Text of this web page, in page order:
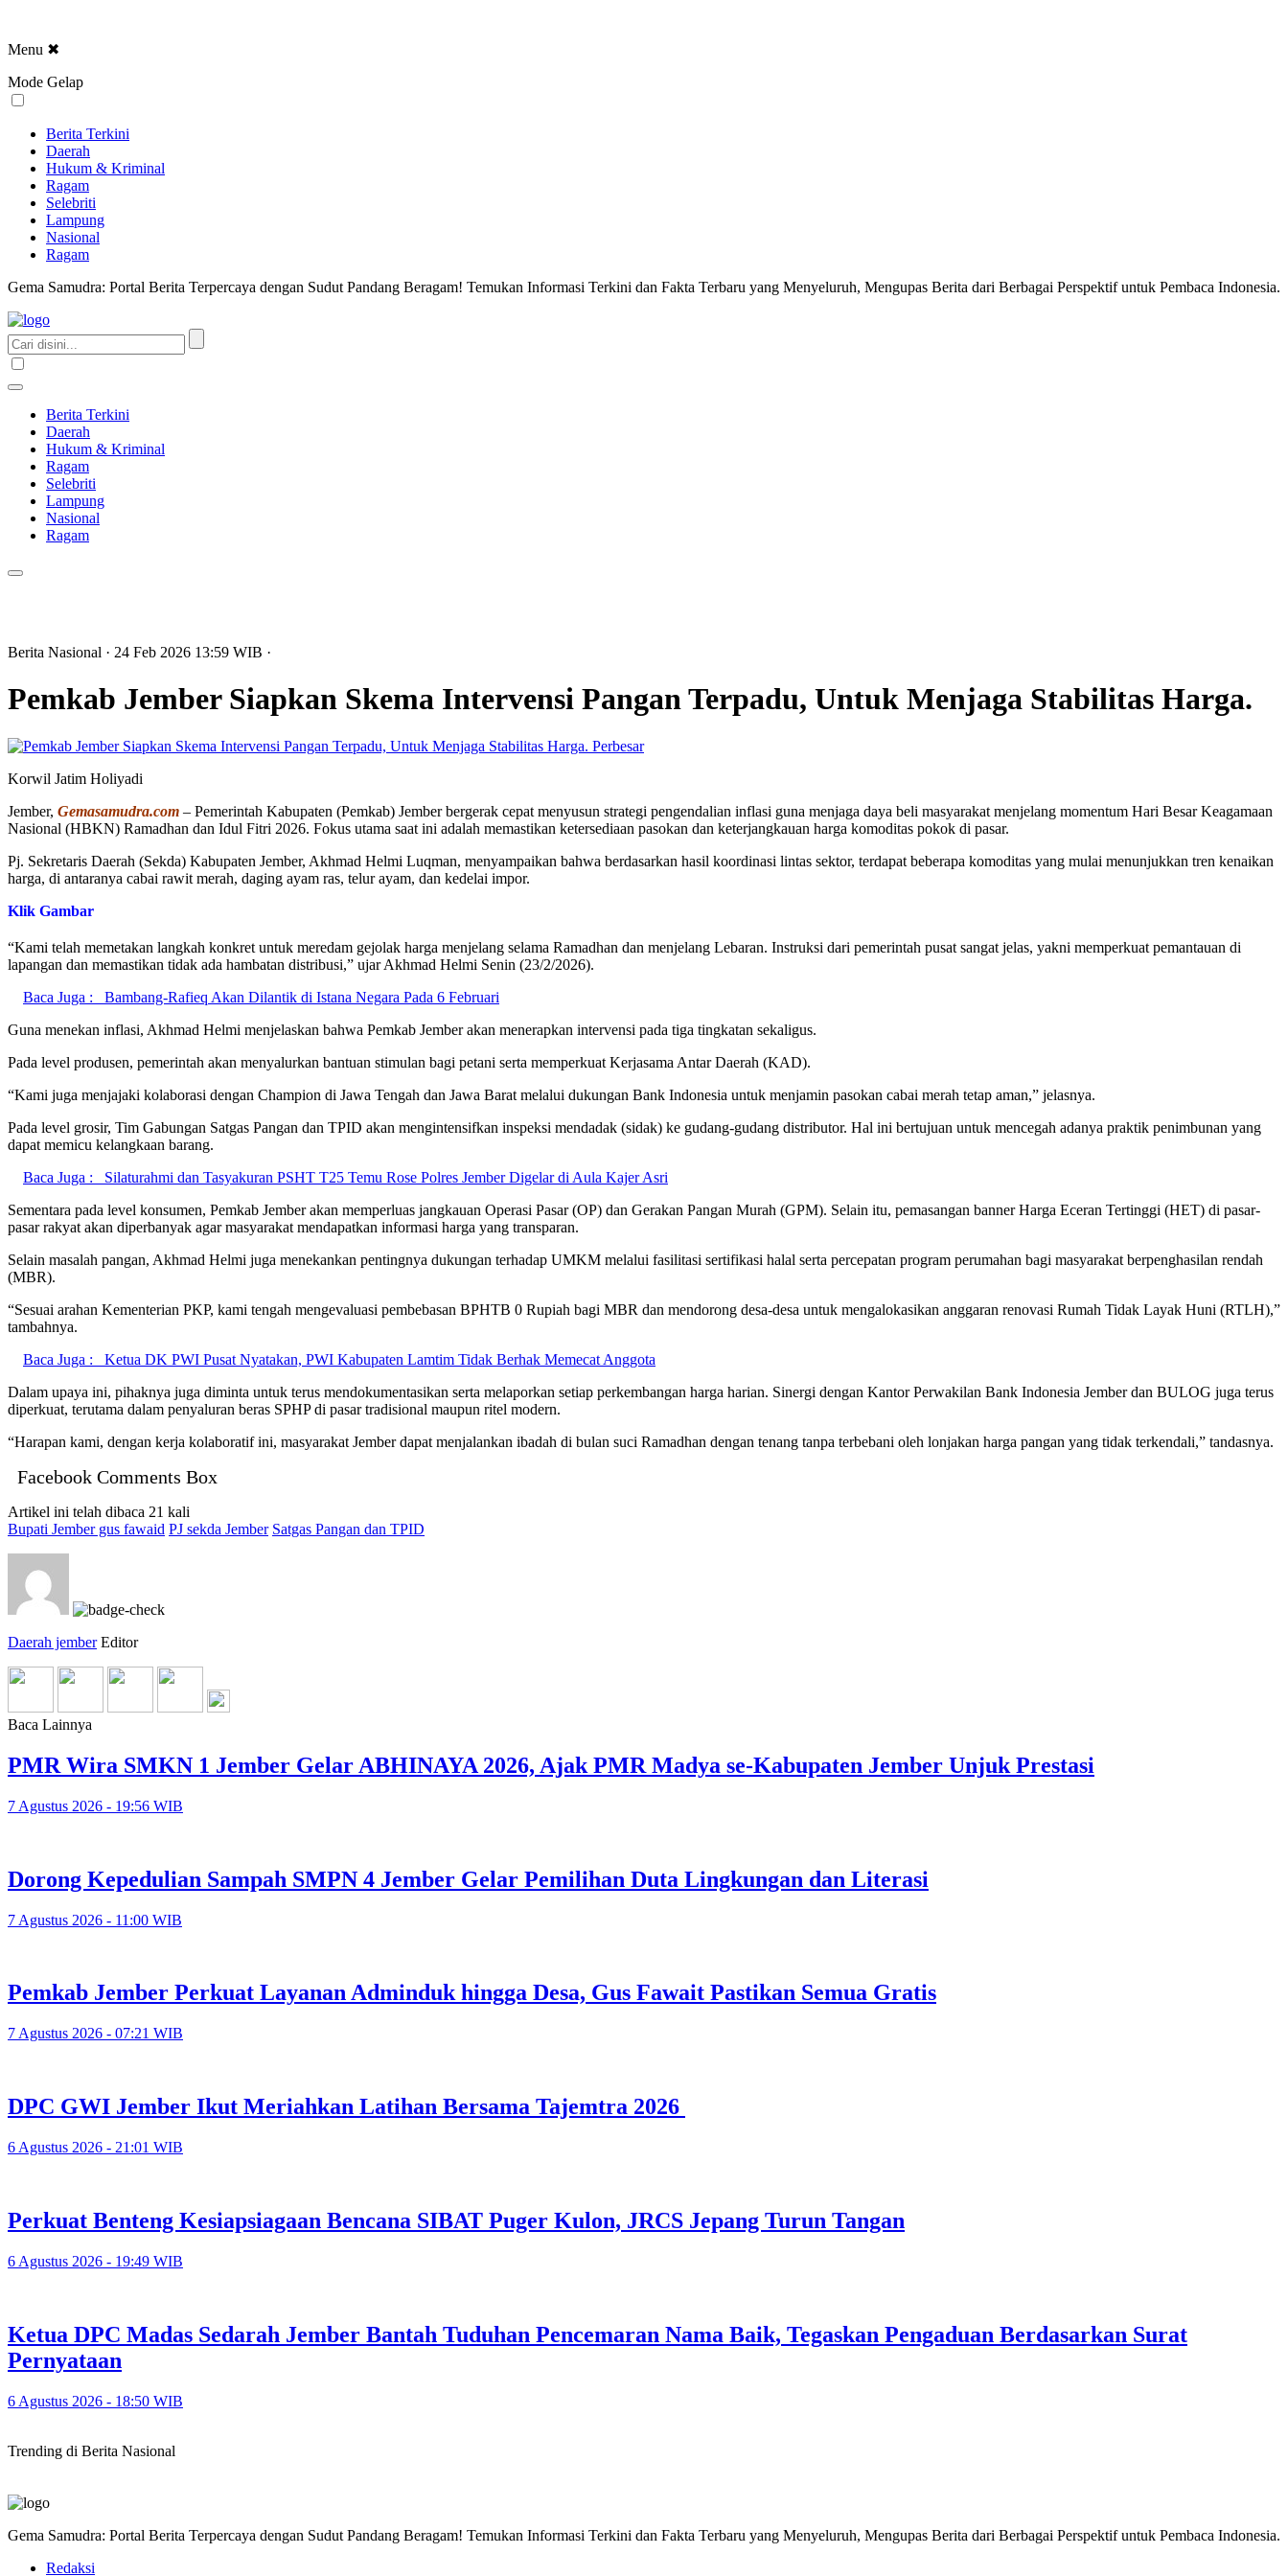
Menu ✖
Mode Gelap
Berita Terkini
Daerah
Hukum & Kriminal
Ragam
Selebriti
Lampung
Nasional
Ragam
Gema Samudra: Portal Berita Terpercaya dengan Sudut Pandang Beragam! Temukan Informasi Terkini dan Fakta Terbaru yang Menyeluruh, Mengupas Berita dari Berbagai Perspektif untuk Pembaca Indonesia.
Berita Terkini
Daerah
Hukum & Kriminal
Ragam
Selebriti
Lampung
Nasional
Ragam
Berita Nasional · 24 Feb 2026 13:59 WIB ·
Pemkab Jember Siapkan Skema Intervensi Pangan Terpadu, Untuk Menjaga Stabilitas Harga.
Perbesar
Korwil Jatim Holiyadi
Jember, Gemasamudra.com – Pemerintah Kabupaten (Pemkab) Jember bergerak cepat menyusun strategi pengendalian inflasi guna menjaga daya beli masyarakat menjelang momentum Hari Besar Keagamaan
Nasional (HBKN) Ramadhan dan Idul Fitri 2026. Fokus utama saat ini adalah memastikan ketersediaan pasokan dan keterjangkauan harga komoditas pokok di pasar.
Pj. Sekretaris Daerah (Sekda) Kabupaten Jember, Akhmad Helmi Luqman, menyampaikan bahwa berdasarkan hasil koordinasi lintas sektor, terdapat beberapa komoditas yang mulai menunjukkan tren kenaikan
harga, di antaranya cabai rawit merah, daging ayam ras, telur ayam, dan kedelai impor.
Klik Gambar
“Kami telah memetakan langkah konkret untuk meredam gejolak harga menjelang selama Ramadhan dan menjelang Lebaran. Instruksi dari pemerintah pusat sangat jelas, yakni memperkuat pemantauan di
lapangan dan memastikan tidak ada hambatan distribusi,” ujar Akhmad Helmi Senin (23/2/2026).
Baca Juga :
Bambang-Rafieq Akan Dilantik di Istana Negara Pada 6 Februari
Guna menekan inflasi, Akhmad Helmi menjelaskan bahwa Pemkab Jember akan menerapkan intervensi pada tiga tingkatan sekaligus.
Pada level produsen, pemerintah akan menyalurkan bantuan stimulan bagi petani serta memperkuat Kerjasama Antar Daerah (KAD).
“Kami juga menjajaki kolaborasi dengan Champion di Jawa Tengah dan Jawa Barat melalui dukungan Bank Indonesia untuk menjamin pasokan cabai merah tetap aman,” jelasnya.
Pada level grosir, Tim Gabungan Satgas Pangan dan TPID akan mengintensifkan inspeksi mendadak (sidak) ke gudang-gudang distributor. Hal ini bertujuan untuk mencegah adanya praktik penimbunan yang
dapat memicu kelangkaan barang.
Baca Juga :
Silaturahmi dan Tasyakuran PSHT T25 Temu Rose Polres Jember Digelar di Aula Kajer Asri
Sementara pada level konsumen, Pemkab Jember akan memperluas jangkauan Operasi Pasar (OP) dan Gerakan Pangan Murah (GPM). Selain itu, pemasangan banner Harga Eceran Tertinggi (HET) di pasar-
pasar rakyat akan diperbanyak agar masyarakat mendapatkan informasi harga yang transparan.
Selain masalah pangan, Akhmad Helmi juga menekankan pentingnya dukungan terhadap UMKM melalui fasilitasi sertifikasi halal serta percepatan program perumahan bagi masyarakat berpenghasilan rendah
(MBR).
“Sesuai arahan Kementerian PKP, kami tengah mengevaluasi pembebasan BPHTB 0 Rupiah bagi MBR dan mendorong desa-desa untuk mengalokasikan anggaran renovasi Rumah Tidak Layak Huni (RTLH),”
tambahnya.
Baca Juga :
Ketua DK PWI Pusat Nyatakan, PWI Kabupaten Lamtim Tidak Berhak Memecat Anggota
Dalam upaya ini, pihaknya juga diminta untuk terus mendokumentasikan serta melaporkan setiap perkembangan harga harian. Sinergi dengan Kantor Perwakilan Bank Indonesia Jember dan BULOG juga terus
diperkuat, terutama dalam penyaluran beras SPHP di pasar tradisional maupun ritel modern.
“Harapan kami, dengan kerja kolaboratif ini, masyarakat Jember dapat menjalankan ibadah di bulan suci Ramadhan dengan tenang tanpa terbebani oleh lonjakan harga pangan yang tidak terkendali,” tandasnya.
Facebook Comments Box
Artikel ini telah dibaca 21 kali
Bupati Jember gus fawaid PJ sekda Jember Satgas Pangan dan TPID
Daerah jember Editor
Baca Lainnya
PMR Wira SMKN 1 Jember Gelar ABHINAYA 2026, Ajak PMR Madya se-Kabupaten Jember Unjuk Prestasi
7 Agustus 2026 - 19:56 WIB
Dorong Kepedulian Sampah SMPN 4 Jember Gelar Pemilihan Duta Lingkungan dan Literasi
7 Agustus 2026 - 11:00 WIB
Pemkab Jember Perkuat Layanan Adminduk hingga Desa, Gus Fawait Pastikan Semua Gratis
7 Agustus 2026 - 07:21 WIB
DPC GWI Jember Ikut Meriahkan Latihan Bersama Tajemtra 2026
6 Agustus 2026 - 21:01 WIB
Perkuat Benteng Kesiapsiagaan Bencana SIBAT Puger Kulon, JRCS Jepang Turun Tangan
6 Agustus 2026 - 19:49 WIB
Ketua DPC Madas Sedarah Jember Bantah Tuduhan Pencemaran Nama Baik, Tegaskan Pengaduan Berdasarkan Surat
Pernyataan
6 Agustus 2026 - 18:50 WIB
Trending di Berita Nasional
Gema Samudra: Portal Berita Terpercaya dengan Sudut Pandang Beragam! Temukan Informasi Terkini dan Fakta Terbaru yang Menyeluruh, Mengupas Berita dari Berbagai Perspektif untuk Pembaca Indonesia.
Redaksi